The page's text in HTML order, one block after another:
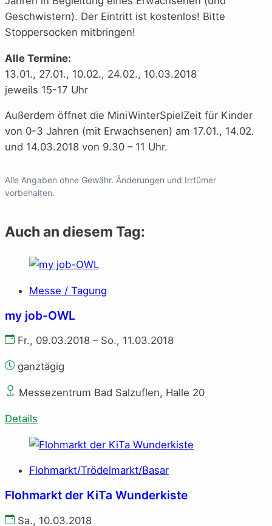
Geschwistern). Der Eintritt ist kostenlos! Bitte
Stoppersocken mitbringen!
Alle Termine:
13.01., 27.01., 10.02., 24.02., 10.03.2018
jeweils 15-17 Uhr
Außerdem öffnet die MiniWinterSpielZeit für Kinder
von 0-3 Jahren (mit Erwachsenen) am 17.01., 14.02.
und 14.03.2018 von 9.30 – 11 Uhr.
Alle Angaben ohne Gewähr. Änderungen und Irrtümer
vorbehalten.
Auch an diesem Tag:
Messe / Tagung
my job-OWL
Fr., 09.03.2018 – So., 11.03.2018
ganztägig
Messezentrum Bad Salzuflen, Halle 20
Details
Flohmarkt/Trödelmarkt/Basar
Flohmarkt der KiTa Wunderkiste
Sa., 10.03.2018